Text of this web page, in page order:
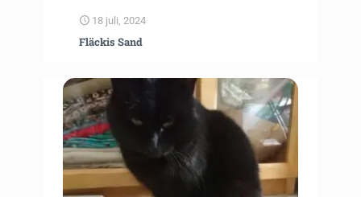
18 juli, 2024
Fläckis Sand